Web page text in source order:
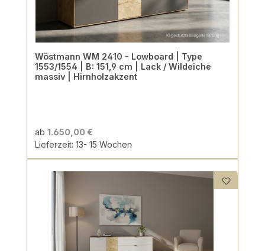
Wöstmann WM 2410 - Lowboard | Type
1553/1554 | B: 151,9 cm | Lack / Wildeiche
massiv | Hirnholzakzent
ab 1.650,00 €
Lieferzeit: 13- 15 Wochen